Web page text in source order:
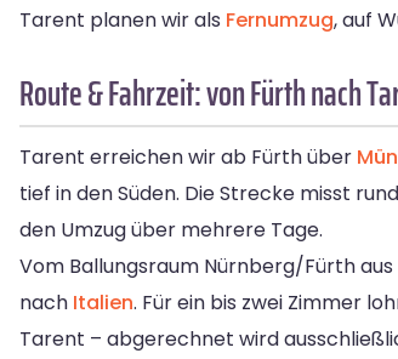
Tarent planen wir als Fernumzug, auf
Route & Fahrzeit: von Fürth nach
Tarent erreichen wir ab Fürth über
tief in den Süden. Die Strecke misst
den Umzug über mehrere Tage.
Vom Ballungsraum Nürnberg/Fürth
nach Italien. Für ein bis zwei Zimmer
Tarent – abgerechnet wird